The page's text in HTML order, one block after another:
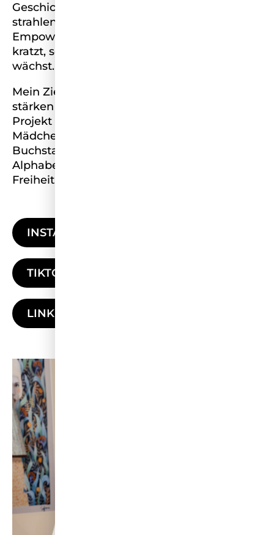
Geschichte – von Stärke, Resilienz und
strahlender Vielfalt. Ich stehe für
Empowerment, das nicht an der Oberfläche
kratzt, sondern von innen nach außen
wächst.
Mein Ziel ist es, Frauen ganzheitlich zu
stärken – und daraus ein zukunftsweisendes
Projekt zum Leben zu bringen: Schulen für
Mädchen. Orte, an denen nicht nur
Buchstaben gelehrt werden, sondern das
Alphabet des Lebens – Selbstmanagement,
Freiheit, Gesundheit und innere Stärke.
INSTAGRAM
TIKTOK
LINKEDIN